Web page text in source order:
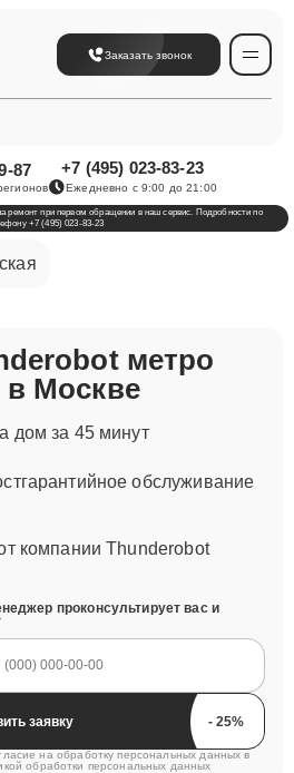
Заказать звонок
87 +7 (495) 023-83-23
Ежедневно с 9:00 до 21:00
ремонт при первом обращении в наш сервис. Подробности по
+7 (495) 023-83-23
метро
в Москве
дом за 45 минут
обслуживание
компании Thunderobot
проконсультирует вас и
Отправить заявку
на обработку персональных данных в
обработки персональных данных